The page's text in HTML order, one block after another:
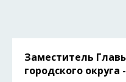
Заместитель
городского